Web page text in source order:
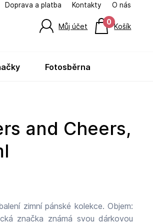
zimní pánské kolekce. Objem:
Doprava a platba Kontakty O nás
Můj účet Košík
0
fotosběrna